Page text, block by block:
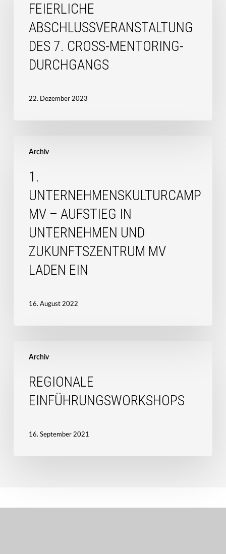
Cross-
Mentoring-
Durchgangs
FEIERLICHE
ABSCHLUSSVERANSTALTUNG
DES 7. CROSS-MENTORING-
DURCHGANGS
22. Dezember 2023
Archiv
Unternehmenskulturcamp
Aufstieg
Unternehmen
Zukunftszentrum
1.
UNTERNEHMENSKULTURCAMP
MV – AUFSTIEG IN
UNTERNEHMEN UND
ZUKUNFTSZENTRUM MV
LADEN EIN
16. August 2022
Archiv
Einführungsworkshops
REGIONALE
EINFÜHRUNGSWORKSHOPS
16. September 2021